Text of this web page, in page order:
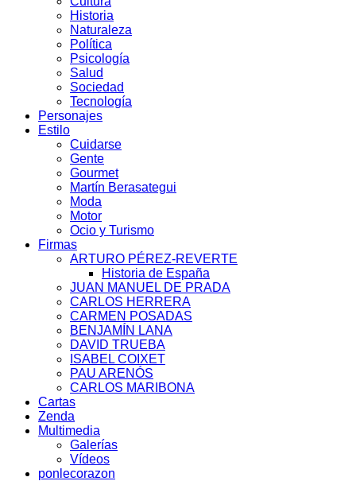
Historia
Naturaleza
Política
Psicología
Salud
Sociedad
Tecnología
Personajes
Estilo
Cuidarse
Gente
Gourmet
Martín Berasategui
Moda
Motor
Ocio y Turismo
Firmas
ARTURO PÉREZ-REVERTE
Historia de España
JUAN MANUEL DE PRADA
CARLOS HERRERA
CARMEN POSADAS
BENJAMÍN LANA
DAVID TRUEBA
ISABEL COIXET
PAU ARENÓS
CARLOS MARIBONA
Cartas
Zenda
Multimedia
Galerías
Vídeos
ponlecorazon